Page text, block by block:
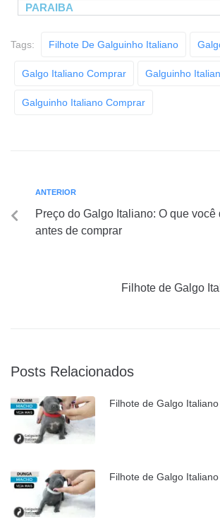
PARAIBA
Tags: Filhote De Galguinho Italiano
Galgo Italiano Comprar Galguinho
Galguinho Italiano Comprar
ANTERIOR
Preço do Galgo Italiano: O que você
antes de comprar
Filhote de Galgo
Posts Relacionados
Filhote de Galgo
Filhote de Galgo